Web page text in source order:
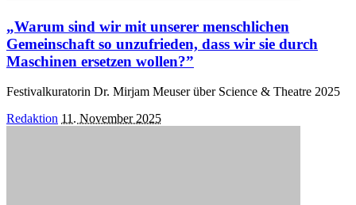
„Warum sind wir mit unserer menschlichen
Gemeinschaft so unzufrieden, dass wir sie durch
Maschinen ersetzen wollen?”
Festivalkuratorin Dr. Mirjam Meuser über Science & Theatre 2025
Posted
Redaktion 11. November 2025